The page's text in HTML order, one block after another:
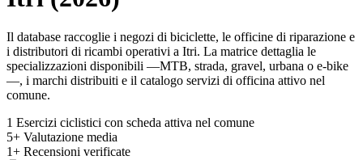
Il database raccoglie i negozi di biciclette, le officine di riparazione e
i distributori di ricambi operativi a Itri. La matrice dettaglia le
specializzazioni disponibili —MTB, strada, gravel, urbana o e-bike
—, i marchi distribuiti e il catalogo servizi di officina attivo nel
comune.
1 Esercizi ciclistici con scheda attiva nel comune
5+ Valutazione media
1+ Recensioni verificate